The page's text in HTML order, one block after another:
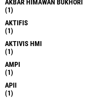
AKBAR HIMAWAN BUKHORI
(1)
AKTIFIS
(1)
AKTIVIS HMI
(1)
AMPI
(1)
APII
(1)